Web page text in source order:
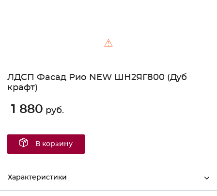
⚠
ЛДСП Фасад Рио NEW ШН2ЯГ800 (Дуб
крафт)
1 880 руб.
В корзину
Характеристики